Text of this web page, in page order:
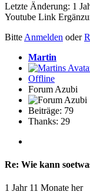
Letzte Änderung: 1
Youtube Link
Bitte Anmelden oder
Martin
Offline
Forum Azubi
Beiträge: 79
Thanks: 29
Re: Wie kann
1 Jahr 11 Monate her